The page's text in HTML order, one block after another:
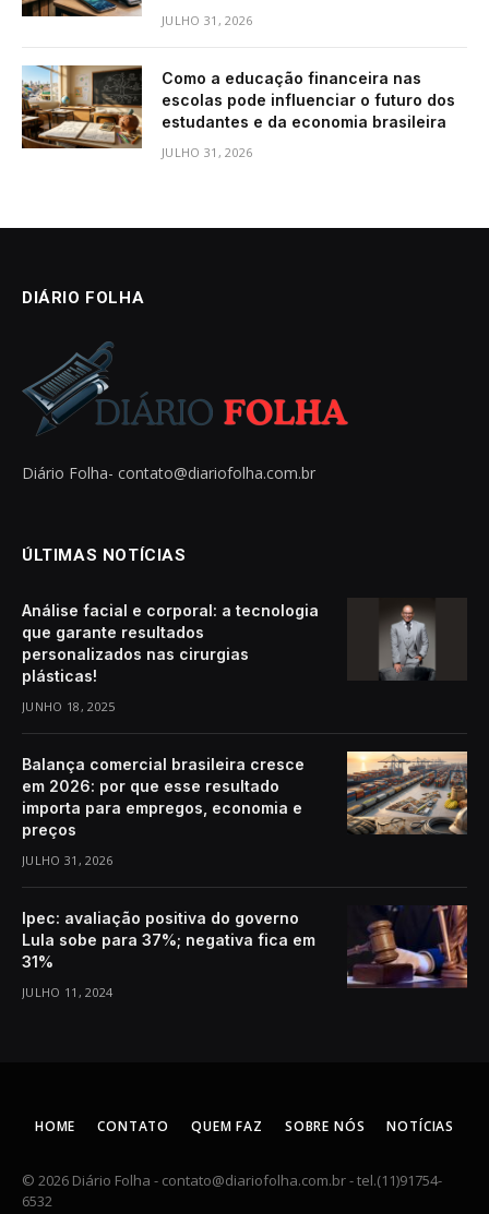
JULHO 31, 2026
Como a educação financeira nas
escolas pode influenciar o futuro dos
estudantes e da economia brasileira
JULHO 31, 2026
DIÁRIO FOLHA
Diário Folha- contato@diariofolha.com.br
ÚLTIMAS NOTÍCIAS
Análise facial e corporal: a tecnologia
que garante resultados
personalizados nas cirurgias
plásticas!
JUNHO 18, 2025
Balança comercial brasileira cresce
em 2026: por que esse resultado
importa para empregos, economia e
preços
JULHO 31, 2026
Ipec: avaliação positiva do governo
Lula sobe para 37%; negativa fica em
31%
JULHO 11, 2024
HOME CONTATO QUEM FAZ SOBRE NÓS NOTÍCIAS
© 2026 Diário Folha - contato@diariofolha.com.br- tel.(11)91754-
6532